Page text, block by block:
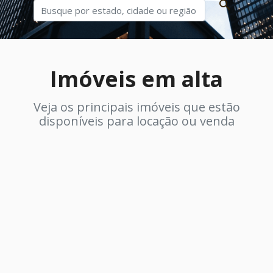
Imóveis em alta
Veja os principais imóveis que estão
disponíveis para locação ou venda